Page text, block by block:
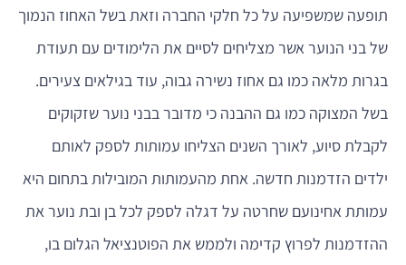
תופעה שמשפיעה על כל חלקי החברה וזאת בשל האחוז הנמוך
של בני הנוער אשר מצליחים לסיים את הלימודים עם תעודת
בגרות מלאה כמו גם אחוז נשירה גבוה, עוד בגילאים צעירים.
בשל המצוקה כמו גם ההבנה כי מדובר בבני נוער שזקוקים
לקבלת סיוע, לאורך השנים הצליחו עמותות לספק לאותם
ילדים הזדמנות חדשה. אחת מהעמותות המובילות בתחום היא
עמותת אחינועם שחרטה על דגלה לספק לכל בן ובת נוער את
ההזדמנות לפרוץ קדימה ולממש את הפוטנציאל הגלום בו,